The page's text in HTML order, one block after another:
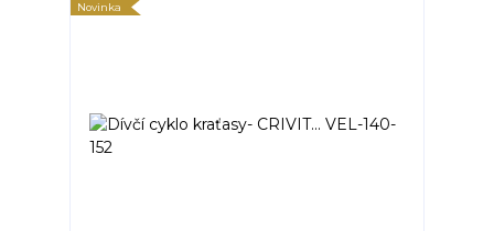
Novinka